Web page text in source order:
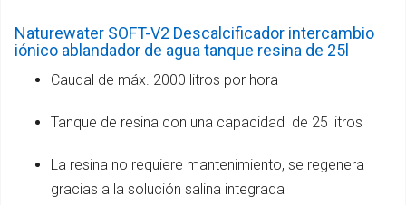
Naturewater SOFT-V2 Descalcificador intercambio
iónico ablandador de agua tanque resina de 25l
Caudal de máx. 2000 litros por hora
Tanque de resina con una capacidad de 25 litros
La resina no requiere mantenimiento, se regenera
gracias a la solución salina integrada